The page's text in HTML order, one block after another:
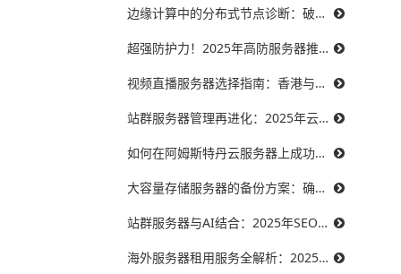
边缘计算中的分布式节点诊断：破解三大难题，提升系统可靠性
超强防护力！2025年高防服务器推荐，保障你的在线服务不受威胁
视频直播服务器选择指南：香港与美国带宽对比，哪个更能满足需求？
站群服务器管理再进化：2025年云技术提升效率的最佳实践
如何在阿姆斯特丹云服务器上成功搭建智能制造系统？
大容量存储服务器的备份方案：确保数据安全无忧
站群服务器与AI结合：2025年SEO优化的未来趋势
海外服务器租用服务全解析：2025年十大优秀提供商推荐